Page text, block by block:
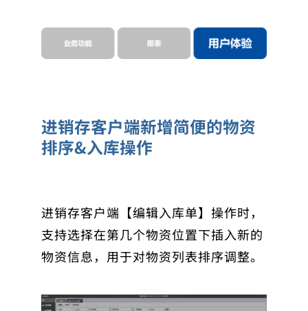
进销存客户端新增简便的物资
排序&入库操作
进销存客户端【编辑入库单】操作时，
支持选择在第几个物资位置下插入新的
物资信息，用于对物资列表排序调整。